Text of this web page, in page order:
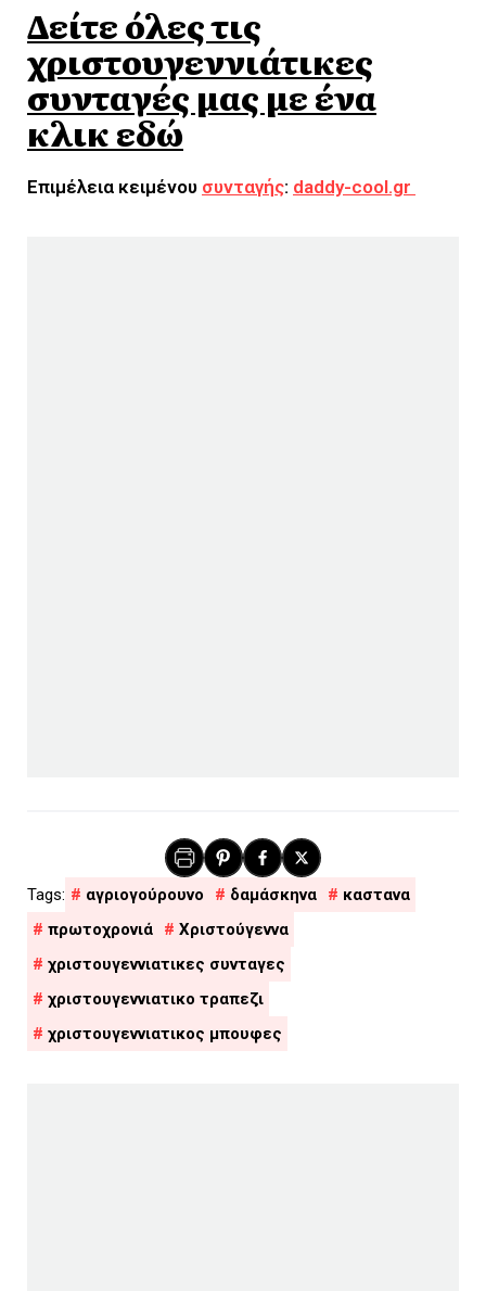
Δείτε όλες τις
χριστουγεννιάτικες
συνταγές μας με ένα
κλικ εδώ
Επιμέλεια κειμένου συνταγής: daddy-cool.gr
αγριογούρουνο δαμάσκηνα
καστανα
πρωτοχρονιά
Χριστούγεννα
χριστουγεννιατικες συνταγες
χριστουγεννιατικο τραπεζι
χριστουγεννιατικος μπουφες